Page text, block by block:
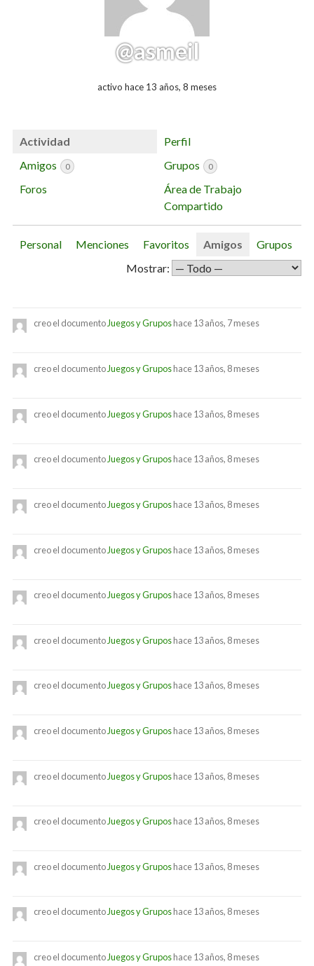
@asmeil
activo hace 13 años, 8 meses
Actividad
Perfil
Amigos
0 Grupos 0
Foros
Área de Trabajo
Compartido
Personal Menciones Favoritos Amigos
Grupos
Mostrar:
creo el documentoJuegos y Gruposhace 13 años, 7 meses
creo el documento Juegos y Gruposhace 13 años, 8 meses
creo el documento Juegos y Gruposhace 13 años, 8 meses
creo el documentoJuegos y Gruposhace 13 años, 8 meses
creo el documento Juegos y Gruposhace 13 años, 8 meses
creo el documento Juegos y Gruposhace 13 años, 8 meses
creo el documento Juegos y Gruposhace 13 años, 8 meses
creo el documento Juegos y Gruposhace 13 años, 8 meses
creo el documentoJuegos y Gruposhace 13 años, 8 meses
creo el documento Juegos y Gruposhace 13 años, 8 meses
creo el documento Juegos y Gruposhace 13 años, 8 meses
creo el documento Juegos y Gruposhace 13 años, 8 meses
creo el documento Juegos y Gruposhace 13 años, 8 meses
creo el documentoJuegos y Gruposhace 13 años, 8 meses
creo el documento Juegos y Gruposhace 13 años, 8 meses